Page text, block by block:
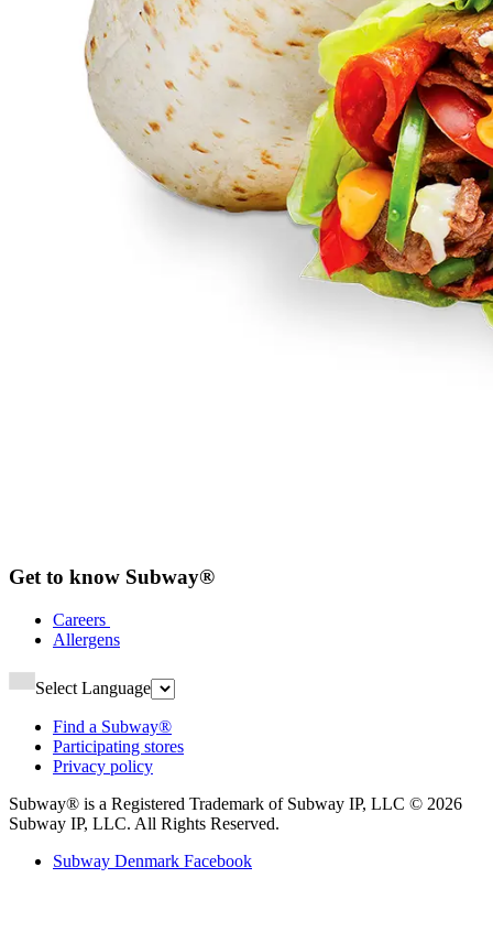
Get to know Subway®​​​​‌ ‍ ​‍​‍‌‍ ‌ ​‍‌‍‍‌‌‍‌ ‌‍‍‌‌‍ ‍​‍​‍​ ‍‍​‍​‍‌ ​ ‌‍​‌‌‍ ‍‌‍‍‌‌ ‌​‌ ‍‌​‍ ‍‌‍‍‌‌‍ ​‍​‍​‍ ​​‍​‍‌‍‍​‌ ​‍‌‍‌‌‌‍‌‍​‍​‍​ ‍‍​‍​‍‌‍‍​‌ ‌​‌ ‌​‌ ​​‌ ​ ​ ‍‍​‍ ​‍ ‌‍ ‍‌‍ ‌ ​‍‌‍‌​‌‍‍‌‌‍​ ​‍ ‌‌‍​‍‌‍‍‌‌ ‌​‌‍‌‌‌ ​ ​‍ ‌‌‍‌ ‌ ​‍‌‍ ‌ ‌‌‌ ​​​‍ ‌‌ ​ ‌ ‌​‌ ‌‌‌‍‌​‌‍‍‌‌‍ ​‍ ‍‌ ‌‍‌‍‌‌‌ ​‍‌‍​ ‌‍‌‌‌‍ ​​‍ ‍‌‍​‌‌ ​​‌ ​​​‍ ‌‍‍‌‌‍ ‍‌ ‌​‌‍‌‌‌‍ ‍‌ ‌​​‍ ‌‍‌‌‌‍‌​‌‍‍‌‌ ‌​​‍ ‌‍ ‌‌‍ ‌‍‌​‌‍‌‌​ ‌‌ ​​‌ ​‍‌‍‌‌‌ ​ ‌‍‌‌‌‍ ‍‌ ‌​‌‍​‌‌ ‌​‌‍‍‌‌‍ ‌‍ ‍​ ‍ ‌‍‍‌‌‍‌​​ ‌​ ‌‌‌‍‌‍​ ‌‌‌‍‌‍​ ​‍​ ​ ‌‍​ ​ ​‌​‍ ‌​ ​‍‌‍​ ​ ‌​​ ​​​‍ ‌​ ‌​​ ‌‌‌‍‌​​ ‍​​‍ ‌‌‍​‌‌‍​‌​ ‍​‌‍​‍​‍ ‌​ ‌‍‌‍​‌​ ‍‌‌‍​‌​ ‍​​ ‍‌‌‍‌‍​ ‌​‌‍​‌​ ‌‌​ ​‍‌‍‌‍​ ‍ ‌ ‌​‌ ‍‌‌ ​​‌‍‌‌​ ‌‌ ‌ ‌‍‌‌‌‍​‍‌ ​ ‌‍‍‌‌ ‌​‌‍‌‌‌​‌‍‌‍ ‌‍ ‌ ‌​‌‍‌‌‌ ​‍​ ‍ ‌ ​​‌‍​‌‌ ‌​‌‍‍​​ ‌‌ ‌​‌‍‍‌‌ ‌​‌‍ ​‌‍‌‌​‍‌‌​ ‌‌‌​​‍‌‌ ‌‍‍ ‌‍‌‌‌ ‍‌​‍‌‌​ ​ ‌​‌​​‍‌‌​ ​ ‌​‌​​‍‌‌​ ​‍​ ​‍‌‍‌‌‌‍ ‍​‍‌‌​ ​‍​ ​‍​‍‌‌​ ‌‌‌​‌​​‍ ‍‌ ‌‍‌‍​‌‌‍ ​‌ ‌‌‌‍‌‌​ ‌‍​‍‌‍​‌‌ ​ ‌‍‌‌‌‌‌‌‌ ​‍‌‍ ​​ ‌‌‍‍​‌ ‌​‌ ‌​‌ ​​‌ ​ ​‍‌‌​ ​ ‌​​‌​‍‌‌​ ​‍‌​‌‍​‍‌‌​ ​‍‌​‌‍‌‍ ‍‌‍ ‌ ​‍‌‍‌​‌‍‍‌‌‍​ ​‍ ‌‌‍​‍‌‍‍‌‌ ‌​‌‍‌‌‌ ​ ​‍ ‌‌‍‌ ‌ ​‍‌‍ ‌ ‌‌‌ ​​​‍ ‌‌ ​ ‌ ‌​‌ ‌‌‌‍‌​‌‍‍‌‌‍ ​‍ ‍‌ ‌‍‌‍‌‌‌ ​‍‌‍​ ‌‍‌‌‌‍ ​​‍ ‍‌‍​‌‌ ​​‌ ​​​‍‌‍‌‍‍‌‌‍‌​​ ‌​ ‌‌‌‍‌‍​ ‌‌‌‍‌‍​ ​‍​ ​ ‌‍​ ​ ​‌​‍ ‌​ ​‍‌‍​ ​ ‌​​ ​​​‍ ‌​ ‌​​ ‌‌‌‍‌​​ ‍​​‍ ‌‌‍​‌‌‍​‌​ ‍​‌‍​‍​‍ ‌​ ‌‍‌‍​‌​ ‍‌‌‍​‌​ ‍​​ ‍‌‌‍‌‍​ ‌​‌‍​‌​ ‌‌​ ​‍‌‍‌‍​‍‌‍‌ ‌​‌ ‍‌‌ ​​‌‍‌‌​ ‌‌ ‌ ‌‍‌‌‌‍​‍‌ ​ ‌‍‍‌‌ ‌​‌‍‌‌‌​‌‍‌‍ ‌‍ ‌ ‌​‌‍‌‌‌ ​‍​‍‌‍‌ ​​‌‍​‌‌ ‌​‌‍‍​​ ‌‌ ‌​‌‍‍‌‌ ‌​‌‍ ​‌‍‌‌​‍‌‌​ ‌‌‌​​‍‌‌ ‌‍‍ ‌‍‌‌‌ ‍‌​‍‌‌​ ​ ‌​‌​​‍‌‌​ ​ ‌​‌​​‍‌‌​ ​‍​ ​‍‌‍‌‌‌‍ ‍​‍‌‌​ ​‍​ ​‍​‍‌‌​ ‌‌‌​‌​​‍ ‍‌ ‌‍‌‍​‌‌‍ ​‌ ‌‌‌‍‌‌​‍‌‍‌ ​​‌‍‌‌‌ ​‍‌ ​ ‌ ​​‌‍‌‌‌‍​ ‌ ‌​‌‍‍‌‌ ‌‍‌‍‌‌​ ‌‌ ​​‌ ‌‌‌‍​‍‌‍ ​‌‍‍‌‌ ​ ‌‍‍​‌‍‌‌‌‍‌​​‍​‍‌ ‌
Careers ​​​​‌ ‍ ​‍​‍‌‍ ‌ ​‍‌‍‍‌‌‍‌ ‌‍‍‌‌‍ ‍​‍​‍​ ‍‍​‍​‍‌ ​ ‌‍​‌‌‍ ‍‌‍‍‌‌ ‌​‌ ‍‌​‍ ‍‌‍‍‌‌‍ ​‍​‍​‍ ​​‍​‍‌‍‍​‌ ​‍‌‍‌‌‌‍‌‍​‍​‍​ ‍‍​‍​‍‌‍‍​‌ ‌​‌ ‌​‌ ​​‌ ​ ​ ‍‍​‍ ​‍ ‌‍ ‍‌‍ ‌ ​‍‌‍‌​‌‍‍‌‌‍​ ​‍ ‌‌‍​‍‌‍‍‌‌ ‌​‌‍‌‌‌ ​ ​‍ ‌‌‍‌ ‌ ​‍‌‍ ‌ ‌‌‌ ​​​‍ ‌‌ ​ ‌ ‌​‌ ‌‌‌‍‌​‌‍‍‌‌‍ ​‍ ‍‌ ‌‍‌‍‌‌‌ ​‍‌‍​ ‌‍‌‌‌‍ ​​‍ ‍‌‍​‌‌ ​​‌ ​​​‍ ‌‍‍‌‌‍ ‍‌ ‌​‌‍‌‌‌‍ ‍‌ ‌​​‍ ‌‍‌‌‌‍‌​‌‍‍‌‌ ‌​​‍ ‌‍ ‌‌‍ ‌‍‌​‌‍‌‌​ ‌‌ ​​‌ ​‍‌‍‌‌‌ ​ ‌‍‌‌‌‍ ‍‌ ‌​‌‍​‌‌ ‌​‌‍‍‌‌‍ ‌‍ ‍​ ‍ ‌‍‍‌‌‍‌​​ ‌‌‍‌​​ ‍​​ ​​‌‍‌​​ ​‌‌‍‌‍‌‍​‌​ ‌ ​‍ ‌‌‍​‌​ ​‍​ ‍​​ ‍‌​‍ ‌​ ‌​‌‍‌‌​ ​ ​ ​‌​‍ ‌‌‍​‍​ ​‌‌‍‌​​ ‌‍​‍ ‌​ ‌‍​ ‌​​ ‌‍​ ​‍​ ‌‍​ ‌‌​ ‍​​ ‌ ​ ‌‌​ ​‍​ ‌‍​ ‌‌​ ‍ ‌ ‌​‌ ‍‌‌ ​​‌‍‌‌​ ‌‌ ‌ ‌‍‌‌‌‍​‍‌ ​ ‌‍‍‌‌ ‌​‌‍‌‌‌​ ‍‌‍​‌‌ ‌‍‌‍‍‌‌‍‌ ‌‍​‌‌ ‌​‌‍‍‌‌‍ ‌‍ ‍‌​‍‌‌ ‌​‌‍‌‌‌‍ ‌​ ‍ ‌ ​​‌‍​‌‌ ‌​‌‍‍​​ ‌‌‍ ​‌‍​‌‌‍​‍‌‍‌‌‌‍ ​​‍‌‌​ ‌‌‌​​‍‌‌ ‌‍‍ ‌‍‌‌‌ ‍‌​‍‌‌​ ​ ‌​‌​​‍‌‌​ ​ ‌​‌​​‍‌‌​ ​‍​ ​‍‌‍‌‌‌‍ ‍​‍‌‌​ ​‍​ ​‍​‍‌‌​ ‌‌‌​‌​​‍ ‍‌ ‌‍‌‍​‌‌‍ ​‌ ‌‌‌‍‌‌​ ‌‍​‍‌‍​‌‌ ​ ‌‍‌‌‌‌‌‌‌ ​‍‌‍ ​​ ‌‌‍‍​‌ ‌​‌ ‌​‌ ​​‌ ​ ​‍‌‌​ ​ ‌​​‌​‍‌‌​ ​‍‌​‌‍​‍‌‌​ ​‍‌​‌‍‌‍ ‍‌‍ ‌ ​‍‌‍‌​‌‍‍‌‌‍​ ​‍ ‌‌‍​‍‌‍‍‌‌ ‌​‌‍‌‌‌ ​ ​‍ ‌‌‍‌ ‌ ​‍‌‍ ‌ ‌‌‌ ​​​‍ ‌‌ ​ ‌ ‌​‌ ‌‌‌‍‌​‌‍‍‌‌‍ ​‍ ‍‌ ‌‍‌‍‌‌‌ ​‍‌‍​ ‌‍‌‌‌‍ ​​‍ ‍‌‍​‌‌ ​​‌ ​​​‍‌‍‌‍‍‌‌‍‌​​ ‌‌‍‌​​ ‍​​ ​​‌‍‌​​ ​‌‌‍‌‍‌‍​‌​ ‌ ​‍ ‌‌‍​‌​ ​‍​ ‍​​ ‍‌​‍ ‌​ ‌​‌‍‌‌​ ​ ​ ​‌​‍ ‌‌‍​‍​ ​‌‌‍‌​​ ‌‍​‍ ‌​ ‌‍​ ‌​​ ‌‍​ ​‍​ ‌‍​ ‌‌​ ‍​​ ‌ ​ ‌‌​ ​‍​ ‌‍​ ‌‌​‍‌‍‌ ‌​‌ ‍‌‌ ​​‌‍‌‌​ ‌‌ ‌ ‌‍‌‌‌‍​‍‌ ​ ‌‍‍‌‌ ‌​‌‍‌‌‌​ ‍‌‍​‌‌ ‌‍‌‍‍‌‌‍‌ ‌‍​‌‌ ‌​‌‍‍‌‌‍ ‌‍ ‍‌​‍‌‌ ‌​‌‍‌‌‌‍ ‌​‍‌‍‌ ​​‌‍​‌‌ ‌​‌‍‍​​ ‌‌‍ ​‌‍​‌‌‍​‍‌‍‌‌‌‍ ​​‍‌‌​ ‌‌‌​​‍‌‌ ‌‍‍ ‌‍‌‌‌ ‍‌​‍‌‌​ ​ ‌​‌​​‍‌‌​ ​ ‌​‌​​‍‌‌​ ​‍​ ​‍‌‍‌‌‌‍ ‍​‍‌‌​ ​‍​ ​‍​‍‌‌​ ‌‌‌​‌​​‍ ‍‌ ‌‍‌‍​‌‌‍ ​‌ ‌‌‌‍‌‌​‍‌‍‌ ​​‌‍‌‌‌ ​‍‌ ​ ‌ ​​‌‍‌‌‌‍​ ‌ ‌​‌‍‍‌‌ ‌‍‌‍‌‌​ ‌‌ ​​‌ ‌‌‌‍​‍‌‍ ​‌‍‍‌‌ ​ ‌‍‍​‌‍‌‌‌‍‌​​‍​‍‌ ‌
Allergens​​​​‌ ‍ ​‍​‍‌‍ ‌ ​‍‌‍‍‌‌‍‌ ‌‍‍‌‌‍ ‍​‍​‍​ ‍‍​‍​‍‌ ​ ‌‍​‌‌‍ ‍‌‍‍‌‌ ‌​‌ ‍‌​‍ ‍‌‍‍‌‌‍ ​‍​‍​‍ ​​‍​‍‌‍‍​‌ ​‍‌‍‌‌‌‍‌‍​‍​‍​ ‍‍​‍​‍‌‍‍​‌ ‌​‌ ‌​‌ ​​‌ ​ ​ ‍‍​‍ ​‍ ‌‍ ‍‌‍ ‌ ​‍‌‍‌​‌‍‍‌‌‍​ ​‍ ‌‌‍​‍‌‍‍‌‌ ‌​‌‍‌‌‌ ​ ​‍ ‌‌‍‌ ‌ ​‍‌‍ ‌ ‌‌‌ ​​​‍ ‌‌ ​ ‌ ‌​‌ ‌‌‌‍‌​‌‍‍‌‌‍ ​‍ ‍‌ ‌‍‌‍‌‌‌ ​‍‌‍​ ‌‍‌‌‌‍ ​​‍ ‍‌‍​‌‌ ​​‌ ​​​‍ ‌‍‍‌‌‍ ‍‌ ‌​‌‍‌‌‌‍ ‍‌ ‌​​‍ ‌‍‌‌‌‍‌​‌‍‍‌‌ ‌​​‍ ‌‍ ‌‌‍ ‌‍‌​‌‍‌‌​ ‌‌ ​​‌ ​‍‌‍‌‌‌ ​ ‌‍‌‌‌‍ ‍‌ ‌​‌‍​‌‌ ‌​‌‍‍‌‌‍ ‌‍ ‍​ ‍ ‌‍‍‌‌‍‌​​ ‌​ ‌​​ ‍​​ ‌ ‌‍​‍​ ‌​​ ​‌​ ​​‌‍‌​​‍ ‌‌‍‌​​ ‍​‌‍​‍‌‍​‍​‍ ‌​ ‌​‌‍‌‍​ ​​​ ‌​​‍ ‌‌‍​‍​ ‌ ​ ‌ ​ ​ ​‍ ‌​ ‌‍​ ‍‌‌‍‌‍​ ‌​​ ‍​‌‍​ ​ ​‌‌‍‌‍‌‍​ ‌‍‌‍​ ‌‍​ ‌‌​ ‍ ‌ ‌​‌ ‍‌‌ ​​‌‍‌‌​ ‌‌ ‌ ‌‍‌‌‌‍​‍‌ ​ ‌‍‍‌‌ ‌​‌‍‌‌‌​ ‍‌‍​‌‌ ‌‍‌‍‍‌‌‍‌ ‌‍​‌‌ ‌​‌‍‍‌‌‍ ‌‍ ‍‌​‍‌‌ ‌​‌‍‌‌‌‍ ‌​ ‍ ‌ ​​‌‍​‌‌ ‌​‌‍‍​​ ‌‌‍ ​‌‍​‌‌‍​‍‌‍‌‌‌‍ ​​‍‌‌​ ‌‌‌​​‍‌‌ ‌‍‍ ‌‍‌‌‌ ‍‌​‍‌‌​ ​ ‌​‌​​‍‌‌​ ​ ‌​‌​​‍‌‌​ ​‍​ ​‍‌‍‌‌‌‍ ‍​‍‌‌​ ​‍​ ​‍​‍‌‌​ ‌‌‌​‌​​‍ ‍‌ ‌‍‌‍​‌‌‍ ​‌ ‌‌‌‍‌‌​ ‌‍​‍‌‍​‌‌ ​ ‌‍‌‌‌‌‌‌‌ ​‍‌‍ ​​ ‌‌‍‍​‌ ‌​‌ ‌​‌ ​​‌ ​ ​‍‌‌​ ​ ‌​​‌​‍‌‌​ ​‍‌​‌‍​‍‌‌​ ​‍‌​‌‍‌‍ ‍‌‍ ‌ ​‍‌‍‌​‌‍‍‌‌‍​ ​‍ ‌‌‍​‍‌‍‍‌‌ ‌​‌‍‌‌‌ ​ ​‍ ‌‌‍‌ ‌ ​‍‌‍ ‌ ‌‌‌ ​​​‍ ‌‌ ​ ‌ ‌​‌ ‌‌‌‍‌​‌‍‍‌‌‍ ​‍ ‍‌ ‌‍‌‍‌‌‌ ​‍‌‍​ ‌‍‌‌‌‍ ​​‍ ‍‌‍​‌‌ ​​‌ ​​​‍‌‍‌‍‍‌‌‍‌​​ ‌​ ‌​​ ‍​​ ‌ ‌‍​‍​ ‌​​ ​‌​ ​​‌‍‌​​‍ ‌‌‍‌​​ ‍​‌‍​‍‌‍​‍​‍ ‌​ ‌​‌‍‌‍​ ​​​ ‌​​‍ ‌‌‍​‍​ ‌ ​ ‌ ​ ​ ​‍ ‌​ ‌‍​ ‍‌‌‍‌‍​ ‌​​ ‍​‌‍​ ​ ​‌‌‍‌‍‌‍​ ‌‍‌‍​ ‌‍​ ‌‌​‍‌‍‌ ‌​‌ ‍‌‌ ​​‌‍‌‌​ ‌‌ ‌ ‌‍‌‌‌‍​‍‌ ​ ‌‍‍‌‌ ‌​‌‍‌‌‌​ ‍‌‍​‌‌ ‌‍‌‍‍‌‌‍‌ ‌‍​‌‌ ‌​‌‍‍‌‌‍ ‌‍ ‍‌​‍‌‌ ‌​‌‍‌‌‌‍ ‌​‍‌‍‌ ​​‌‍​‌‌ ‌​‌‍‍​​ ‌‌‍ ​‌‍​‌‌‍​‍‌‍‌‌‌‍ ​​‍‌‌​ ‌‌‌​​‍‌‌ ‌‍‍ ‌‍‌‌‌ ‍‌​‍‌‌​ ​ ‌​‌​​‍‌‌​ ​ ‌​‌​​‍‌‌​ ​‍​ ​‍‌‍‌‌‌‍ ‍​‍‌‌​ ​‍​ ​‍​‍‌‌​ ‌‌‌​‌​​‍ ‍‌ ‌‍‌‍​‌‌‍ ​‌ ‌‌‌‍‌‌​‍‌‍‌ ​​‌‍‌‌‌ ​‍‌ ​ ‌ ​​‌‍‌‌‌‍​ ‌ ‌​‌‍‍‌‌ ‌‍‌‍‌‌​ ‌‌ ​​‌ ‌‌‌‍​‍‌‍ ​‌‍‍‌‌ ​ ‌‍‍​‌‍‌‌‌‍‌​​‍​‍‌ ‌
Select Language
Find a Subway®​​​​‌ ‍ ​‍​‍‌‍ ‌ ​‍‌‍‍‌‌‍‌ ‌‍‍‌‌‍ ‍​‍​‍​ ‍‍​‍​‍‌ ​ ‌‍​‌‌‍ ‍‌‍‍‌‌ ‌​‌ ‍‌​‍ ‍‌‍‍‌‌‍ ​‍​‍​‍ ​​‍​‍‌‍‍​‌ ​‍‌‍‌‌‌‍‌‍​‍​‍​ ‍‍​‍​‍‌‍‍​‌ ‌​‌ ‌​‌ ​​‌ ​ ​ ‍‍​‍ ​‍ ‌‍ ‍‌‍ ‌ ​‍‌‍‌​‌‍‍‌‌‍​ ​‍ ‌‌‍​‍‌‍‍‌‌ ‌​‌‍‌‌‌ ​ ​‍ ‌‌‍‌ ‌ ​‍‌‍ ‌ ‌‌‌ ​​​‍ ‌‌ ​ ‌ ‌​‌ ‌‌‌‍‌​‌‍‍‌‌‍ ​‍ ‍‌ ‌‍‌‍‌‌‌ ​‍‌‍​ ‌‍‌‌‌‍ ​​‍ ‍‌‍​‌‌ ​​‌ ​​​‍ ‌‍‍‌‌‍ ‍‌ ‌​‌‍‌‌‌‍ ‍‌ ‌​​‍ ‌‍‌‌‌‍‌​‌‍‍‌‌ ‌​​‍ ‌‍ ‌‌‍ ‌‍‌​‌‍‌‌​ ‌‌ ​​‌ ​‍‌‍‌‌‌ ​ ‌‍‌‌‌‍ ‍‌ ‌​‌‍​‌‌ ‌​‌‍‍‌‌‍ ‌‍ ‍​ ‍ ‌‍‍‌‌‍‌​​ ‌‌‍​‍​ ​‌​ ‌​​ ‌‍​ ‌ ​ ‍​​ ‍​​ ​‍​‍ ‌​ ‌‍​ ‌‌​ ‌​‌‍‌‍​‍ ‌​ ‌​​ ‌‍​ ​‌​ ‌‍​‍ ‌​ ‍‌​ ‍‌​ ‌‌​ ‌‌​‍ ‌‌‍‌‍​ ‍​‌‍​‍‌‍‌​​ ‍‌​ ​‌‌‍​‍​ ‍​​ ‍​‌‍‌‌​ ​ ​ ‍​​ ‍ ‌ ‌​‌ ‍‌‌ ​​‌‍‌‌​ ‌‌ ‌ ‌‍‌‌‌‍​‍‌ ​ ‌‍‍‌‌ ‌​‌‍‌‌‌​ ‍‌‍​‌‌ ‌‍‌‍‍‌‌‍‌ ‌‍​‌‌ ‌​‌‍‍‌‌‍ ‌‍ ‍‌​‍‌‌ ‌​‌‍‌‌‌‍ ‌​ ‍ ‌ ​​‌‍​‌‌ ‌​‌‍‍​​ ‌‌‍ ​‌‍​‌‌‍​‍‌‍‌‌‌‍ ​​‍‌‌​ ‌‌‌​​‍‌‌ ‌‍‍ ‌‍‌‌‌ ‍‌​‍‌‌​ ​ ‌​‌​​‍‌‌​ ​ ‌​‌​​‍‌‌​ ​‍​ ​‍‌‍‌‌‌‍ ‍​‍‌‌​ ​‍​ ​‍​‍‌‌​ ‌‌‌​‌​​‍ ‍‌ ‌‍‌‍​‌‌‍ ​‌ ‌‌‌‍‌‌​ ‌‍​‍‌‍​‌‌ ​ ‌‍‌‌‌‌‌‌‌ ​‍‌‍ ​​ ‌‌‍‍​‌ ‌​‌ ‌​‌ ​​‌ ​ ​‍‌‌​ ​ ‌​​‌​‍‌‌​ ​‍‌​‌‍​‍‌‌​ ​‍‌​‌‍‌‍ ‍‌‍ ‌ ​‍‌‍‌​‌‍‍‌‌‍​ ​‍ ‌‌‍​‍‌‍‍‌‌ ‌​‌‍‌‌‌ ​ ​‍ ‌‌‍‌ ‌ ​‍‌‍ ‌ ‌‌‌ ​​​‍ ‌‌ ​ ‌ ‌​‌ ‌‌‌‍‌​‌‍‍‌‌‍ ​‍ ‍‌ ‌‍‌‍‌‌‌ ​‍‌‍​ ‌‍‌‌‌‍ ​​‍ ‍‌‍​‌‌ ​​‌ ​​​‍‌‍‌‍‍‌‌‍‌​​ ‌‌‍​‍​ ​‌​ ‌​​ ‌‍​ ‌ ​ ‍​​ ‍​​ ​‍​‍ ‌​ ‌‍​ ‌‌​ ‌​‌‍‌‍​‍ ‌​ ‌​​ ‌‍​ ​‌​ ‌‍​‍ ‌​ ‍‌​ ‍‌​ ‌‌​ ‌‌​‍ ‌‌‍‌‍​ ‍​‌‍​‍‌‍‌​​ ‍‌​ ​‌‌‍​‍​ ‍​​ ‍​‌‍‌‌​ ​ ​ ‍​​‍‌‍‌ ‌​‌ ‍‌‌ ​​‌‍‌‌​ ‌‌ ‌ ‌‍‌‌‌‍​‍‌ ​ ‌‍‍‌‌ ‌​‌‍‌‌‌​ ‍‌‍​‌‌ ‌‍‌‍‍‌‌‍‌ ‌‍​‌‌ ‌​‌‍‍‌‌‍ ‌‍ ‍‌​‍‌‌ ‌​‌‍‌‌‌‍ ‌​‍‌‍‌ ​​‌‍​‌‌ ‌​‌‍‍​​ ‌‌‍ ​‌‍​‌‌‍​‍‌‍‌‌‌‍ ​​‍‌‌​ ‌‌‌​​‍‌‌ ‌‍‍ ‌‍‌‌‌ ‍‌​‍‌‌​ ​ ‌​‌​​‍‌‌​ ​ ‌​‌​​‍‌‌​ ​‍​ ​‍‌‍‌‌‌‍ ‍​‍‌‌​ ​‍​ ​‍​‍‌‌​ ‌‌‌​‌​​‍ ‍‌ ‌‍‌‍​‌‌‍ ​‌ ‌‌‌‍‌‌​‍‌‍‌ ​​‌‍‌‌‌ ​‍‌ ​ ‌ ​​‌‍‌‌‌‍​ ‌ ‌​‌‍‍‌‌ ‌‍‌‍‌‌​ ‌‌ ​​‌ ‌‌‌‍​‍‌‍ ​‌‍‍‌‌ ​ ‌‍‍​‌‍‌‌‌‍‌​​‍​‍‌ ‌
Participating stores​​​​‌ ‍ ​‍​‍‌‍ ‌ ​‍‌‍‍‌‌‍‌ ‌‍‍‌‌‍ ‍​‍​‍​ ‍‍​‍​‍‌ ​ ‌‍​‌‌‍ ‍‌‍‍‌‌ ‌​‌ ‍‌​‍ ‍‌‍‍‌‌‍ ​‍​‍​‍ ​​‍​‍‌‍‍​‌ ​‍‌‍‌‌‌‍‌‍​‍​‍​ ‍‍​‍​‍‌‍‍​‌ ‌​‌ ‌​‌ ​​‌ ​ ​ ‍‍​‍ ​‍ ‌‍ ‍‌‍ ‌ ​‍‌‍‌​‌‍‍‌‌‍​ ​‍ ‌‌‍​‍‌‍‍‌‌ ‌​‌‍‌‌‌ ​ ​‍ ‌‌‍‌ ‌ ​‍‌‍ ‌ ‌‌‌ ​​​‍ ‌‌ ​ ‌ ‌​‌ ‌‌‌‍‌​‌‍‍‌‌‍ ​‍ ‍‌ ‌‍‌‍‌‌‌ ​‍‌‍​ ‌‍‌‌‌‍ ​​‍ ‍‌‍​‌‌ ​​‌ ​​​‍ ‌‍‍‌‌‍ ‍‌ ‌​‌‍‌‌‌‍ ‍‌ ‌​​‍ ‌‍‌‌‌‍‌​‌‍‍‌‌ ‌​​‍ ‌‍ ‌‌‍ ‌‍‌​‌‍‌‌​ ‌‌ ​​‌ ​‍‌‍‌‌‌ ​ ‌‍‌‌‌‍ ‍‌ ‌​‌‍​‌‌ ‌​‌‍‍‌‌‍ ‌‍ ‍​ ‍ ‌‍‍‌‌‍‌​​ ‌​ ​‍​ ​ ‌‍‌‍​ ‌ ‌‍‌​‌‍‌‌‌‍​‌‌‍​‌​‍ ‌​ ‍‌​ ‍‌​ ​​​ ‍​​‍ ‌​ ‌​‌‍​ ‌‍​‍​ ‌‌​‍ ‌‌‍​‌​ ​​‌‍‌‌​ ‌​​‍ ‌​ ​‌‌‍​ ​ ‌ ​ ‍​‌‍‌‌​ ‌‍‌‍‌​‌‍​‍​ ​​‌‍​‌​ ‌‍​ ‍​​ ‍ ‌ ‌​‌ ‍‌‌ ​​‌‍‌‌​ ‌‌ ‌ ‌‍‌‌‌‍​‍‌ ​ ‌‍‍‌‌ ‌​‌‍‌‌‌​ ‍‌‍​‌‌ ‌‍‌‍‍‌‌‍‌ ‌‍​‌‌ ‌​‌‍‍‌‌‍ ‌‍ ‍‌​‍‌‌ ‌​‌‍‌‌‌‍ ‌​ ‍ ‌ ​​‌‍​‌‌ ‌​‌‍‍​​ ‌‌‍ ​‌‍​‌‌‍​‍‌‍‌‌‌‍ ​​‍‌‌​ ‌‌‌​​‍‌‌ ‌‍‍ ‌‍‌‌‌ ‍‌​‍‌‌​ ​ ‌​‌​​‍‌‌​ ​ ‌​‌​​‍‌‌​ ​‍​ ​‍‌‍‌‌‌‍ ‍​‍‌‌​ ​‍​ ​‍​‍‌‌​ ‌‌‌​‌​​‍ ‍‌ ‌‍‌‍​‌‌‍ ​‌ ‌‌‌‍‌‌​ ‌‍​‍‌‍​‌‌ ​ ‌‍‌‌‌‌‌‌‌ ​‍‌‍ ​​ ‌‌‍‍​‌ ‌​‌ ‌​‌ ​​‌ ​ ​‍‌‌​ ​ ‌​​‌​‍‌‌​ ​‍‌​‌‍​‍‌‌​ ​‍‌​‌‍‌‍ ‍‌‍ ‌ ​‍‌‍‌​‌‍‍‌‌‍​ ​‍ ‌‌‍​‍‌‍‍‌‌ ‌​‌‍‌‌‌ ​ ​‍ ‌‌‍‌ ‌ ​‍‌‍ ‌ ‌‌‌ ​​​‍ ‌‌ ​ ‌ ‌​‌ ‌‌‌‍‌​‌‍‍‌‌‍ ​‍ ‍‌ ‌‍‌‍‌‌‌ ​‍‌‍​ ‌‍‌‌‌‍ ​​‍ ‍‌‍​‌‌ ​​‌ ​​​‍‌‍‌‍‍‌‌‍‌​​ ‌​ ​‍​ ​ ‌‍‌‍​ ‌ ‌‍‌​‌‍‌‌‌‍​‌‌‍​‌​‍ ‌​ ‍‌​ ‍‌​ ​​​ ‍​​‍ ‌​ ‌​‌‍​ ‌‍​‍​ ‌‌​‍ ‌‌‍​‌​ ​​‌‍‌‌​ ‌​​‍ ‌​ ​‌‌‍​ ​ ‌ ​ ‍​‌‍‌‌​ ‌‍‌‍‌​‌‍​‍​ ​​‌‍​‌​ ‌‍​ ‍​​‍‌‍‌ ‌​‌ ‍‌‌ ​​‌‍‌‌​ ‌‌ ‌ ‌‍‌‌‌‍​‍‌ ​ ‌‍‍‌‌ ‌​‌‍‌‌‌​ ‍‌‍​‌‌ ‌‍‌‍‍‌‌‍‌ ‌‍​‌‌ ‌​‌‍‍‌‌‍ ‌‍ ‍‌​‍‌‌ ‌​‌‍‌‌‌‍ ‌​‍‌‍‌ ​​‌‍​‌‌ ‌​‌‍‍​​ ‌‌‍ ​‌‍​‌‌‍​‍‌‍‌‌‌‍ ​​‍‌‌​ ‌‌‌​​‍‌‌ ‌‍‍ ‌‍‌‌‌ ‍‌​‍‌‌​ ​ ‌​‌​​‍‌‌​ ​ ‌​‌​​‍‌‌​ ​‍​ ​‍‌‍‌‌‌‍ ‍​‍‌‌​ ​‍​ ​‍​‍‌‌​ ‌‌‌​‌​​‍ ‍‌ ‌‍‌‍​‌‌‍ ​‌ ‌‌‌‍‌‌​‍‌‍‌ ​​‌‍‌‌‌ ​‍‌ ​ ‌ ​​‌‍‌‌‌‍​ ‌ ‌​‌‍‍‌‌ ‌‍‌‍‌‌​ ‌‌ ​​‌ ‌‌‌‍​‍‌‍ ​‌‍‍‌‌ ​ ‌‍‍​‌‍‌‌‌‍‌​​‍​‍‌ ‌
Privacy policy​​​​‌ ‍ ​‍​‍‌‍ ‌ ​‍‌‍‍‌‌‍‌ ‌‍‍‌‌‍ ‍​‍​‍​ ‍‍​‍​‍‌ ​ ‌‍​‌‌‍ ‍‌‍‍‌‌ ‌​‌ ‍‌​‍ ‍‌‍‍‌‌‍ ​‍​‍​‍ ​​‍​‍‌‍‍​‌ ​‍‌‍‌‌‌‍‌‍​‍​‍​ ‍‍​‍​‍‌‍‍​‌ ‌​‌ ‌​‌ ​​‌ ​ ​ ‍‍​‍ ​‍ ‌‍ ‍‌‍ ‌ ​‍‌‍‌​‌‍‍‌‌‍​ ​‍ ‌‌‍​‍‌‍‍‌‌ ‌​‌‍‌‌‌ ​ ​‍ ‌‌‍‌ ‌ ​‍‌‍ ‌ ‌‌‌ ​​​‍ ‌‌ ​ ‌ ‌​‌ ‌‌‌‍‌​‌‍‍‌‌‍ ​‍ ‍‌ ‌‍‌‍‌‌‌ ​‍‌‍​ ‌‍‌‌‌‍ ​​‍ ‍‌‍​‌‌ ​​‌ ​​​‍ ‌‍‍‌‌‍ ‍‌ ‌​‌‍‌‌‌‍ ‍‌ ‌​​‍ ‌‍‌‌‌‍‌​‌‍‍‌‌ ‌​​‍ ‌‍ ‌‌‍ ‌‍‌​‌‍‌‌​ ‌‌ ​​‌ ​‍‌‍‌‌‌ ​ ‌‍‌‌‌‍ ‍‌ ‌​‌‍​‌‌ ‌​‌‍‍‌‌‍ ‌‍ ‍​ ‍ ‌‍‍‌‌‍‌​​ ‌​ ​​​ ​ ​ ‌​‌‍​‍​ ‍‌​ ‌ ​ ​‍‌‍‌‌​‍ ‌​ ​​​ ​​‌‍​‌‌‍‌‍​‍ ‌​ ‌​​ ​ ​ ‌‍​ ‌‌​‍ ‌‌‍​‌‌‍​‌‌‍​‍​ ‌​​‍ ‌‌‍‌​‌‍​‌​ ‍‌​ ​‌​ ​ ‌‍​‌​ ‌‌‌‍‌‌​ ​‌‌‍‌‍​ ‍​‌‍‌‌​ ‍ ‌ ‌​‌ ‍‌‌ ​​‌‍‌‌​ ‌‌ ‌ ‌‍‌‌‌‍​‍‌ ​ ‌‍‍‌‌ ‌​‌‍‌‌‌​ ‍‌‍​‌‌ ‌‍‌‍‍‌‌‍‌ ‌‍​‌‌ ‌​‌‍‍‌‌‍ ‌‍ ‍‌​‍‌‌ ‌​‌‍‌‌‌‍ ‌​ ‍ ‌ ​​‌‍​‌‌ ‌​‌‍‍​​ ‌‌‍ ​‌‍​‌‌‍​‍‌‍‌‌‌‍ ​​‍‌‌​ ‌‌‌​​‍‌‌ ‌‍‍ ‌‍‌‌‌ ‍‌​‍‌‌​ ​ ‌​‌​​‍‌‌​ ​ ‌​‌​​‍‌‌​ ​‍​ ​‍‌‍‌‌‌‍ ‍​‍‌‌​ ​‍​ ​‍​‍‌‌​ ‌‌‌​‌​​‍ ‍‌ ‌‍‌‍​‌‌‍ ​‌ ‌‌‌‍‌‌​ ‌‍​‍‌‍​‌‌ ​ ‌‍‌‌‌‌‌‌‌ ​‍‌‍ ​​ ‌‌‍‍​‌ ‌​‌ ‌​‌ ​​‌ ​ ​‍‌‌​ ​ ‌​​‌​‍‌‌​ ​‍‌​‌‍​‍‌‌​ ​‍‌​‌‍‌‍ ‍‌‍ ‌ ​‍‌‍‌​‌‍‍‌‌‍​ ​‍ ‌‌‍​‍‌‍‍‌‌ ‌​‌‍‌‌‌ ​ ​‍ ‌‌‍‌ ‌ ​‍‌‍ ‌ ‌‌‌ ​​​‍ ‌‌ ​ ‌ ‌​‌ ‌‌‌‍‌​‌‍‍‌‌‍ ​‍ ‍‌ ‌‍‌‍‌‌‌ ​‍‌‍​ ‌‍‌‌‌‍ ​​‍ ‍‌‍​‌‌ ​​‌ ​​​‍‌‍‌‍‍‌‌‍‌​​ ‌​ ​​​ ​ ​ ‌​‌‍​‍​ ‍‌​ ‌ ​ ​‍‌‍‌‌​‍ ‌​ ​​​ ​​‌‍​‌‌‍‌‍​‍ ‌​ ‌​​ ​ ​ ‌‍​ ‌‌​‍ ‌‌‍​‌‌‍​‌‌‍​‍​ ‌​​‍ ‌‌‍‌​‌‍​‌​ ‍‌​ ​‌​ ​ ‌‍​‌​ ‌‌‌‍‌‌​ ​‌‌‍‌‍​ ‍​‌‍‌‌​‍‌‍‌ ‌​‌ ‍‌‌ ​​‌‍‌‌​ ‌‌ ‌ ‌‍‌‌‌‍​‍‌ ​ ‌‍‍‌‌ ‌​‌‍‌‌‌​ ‍‌‍​‌‌ ‌‍‌‍‍‌‌‍‌ ‌‍​‌‌ ‌​‌‍‍‌‌‍ ‌‍ ‍‌​‍‌‌ ‌​‌‍‌‌‌‍ ‌​‍‌‍‌ ​​‌‍​‌‌ ‌​‌‍‍​​ ‌‌‍ ​‌‍​‌‌‍​‍‌‍‌‌‌‍ ​​‍‌‌​ ‌‌‌​​‍‌‌ ‌‍‍ ‌‍‌‌‌ ‍‌​‍‌‌​ ​ ‌​‌​​‍‌‌​ ​ ‌​‌​​‍‌‌​ ​‍​ ​‍‌‍‌‌‌‍ ‍​‍‌‌​ ​‍​ ​‍​‍‌‌​ ‌‌‌​‌​​‍ ‍‌ ‌‍‌‍​‌‌‍ ​‌ ‌‌‌‍‌‌​‍‌‍‌ ​​‌‍‌‌‌ ​‍‌ ​ ‌ ​​‌‍‌‌‌‍​ ‌ ‌​‌‍‍‌‌ ‌‍‌‍‌‌​ ‌‌ ​​‌ ‌‌‌‍​‍‌‍ ​‌‍‍‌‌ ​ ‌‍‍​‌‍‌‌‌‍‌​​‍​‍‌ ‌
Subway® is a Registered Trademark of Subway IP, LLC © 2026
Subway IP, LLC. All Rights Reserved.​​​​‌ ‍ ​‍​‍‌‍ ‌ ​‍‌‍‍‌‌‍‌ ‌‍‍‌‌‍ ‍​‍​‍​ ‍‍​‍​‍‌ ​ ‌‍​‌‌‍ ‍‌‍‍‌‌ ‌​‌ ‍‌​‍ ‍‌‍‍‌‌‍ ​‍​‍​‍ ​​‍​‍‌‍‍​‌ ​‍‌‍‌‌‌‍‌‍​‍​‍​ ‍‍​‍​‍‌‍‍​‌ ‌​‌ ‌​‌ ​​‌ ​ ​ ‍‍​‍ ​‍ ‌‍ ‍‌‍ ‌ ​‍‌‍‌​‌‍‍‌‌‍​ ​‍ ‌‌‍​‍‌‍‍‌‌ ‌​‌‍‌‌‌ ​ ​‍ ‌‌‍‌ ‌ ​‍‌‍ ‌ ‌‌‌ ​​​‍ ‌‌ ​ ‌ ‌​‌ ‌‌‌‍‌​‌‍‍‌‌‍ ​‍ ‍‌ ‌‍‌‍‌‌‌ ​‍‌‍​ ‌‍‌‌‌‍ ​​‍ ‍‌‍​‌‌ ​​‌ ​​​‍ ‌‍‍‌‌‍ ‍‌ ‌​‌‍‌‌‌‍ ‍‌ ‌​​‍ ‌‍‌‌‌‍‌​‌‍‍‌‌ ‌​​‍ ‌‍ ‌‌‍ ‌‍‌​‌‍‌‌​ ‌‌ ​​‌ ​‍‌‍‌‌‌ ​ ‌‍‌‌‌‍ ‍‌ ‌​‌‍​‌‌ ‌​‌‍‍‌‌‍ ‌‍ ‍​ ‍ ‌‍‍‌‌‍‌​​ ‌​ ‌‌‌‍‌‍​ ‌‌‌‍‌‍​ ​‍​ ​ ‌‍​ ​ ​‌​‍ ‌​ ​‍‌‍​ ​ ‌​​ ​​​‍ ‌​ ‌​​ ‌‌‌‍‌​​ ‍​​‍ ‌‌‍​‌‌‍​‌​ ‍​‌‍​‍​‍ ‌​ ‌‍‌‍​‌​ ‍‌‌‍​‌​ ‍​​ ‍‌‌‍‌‍​ ‌​‌‍​‌​ ‌‌​ ​‍‌‍‌‍​ ‍ ‌ ‌​‌ ‍‌‌ ​​‌‍‌‌​ ‌‌ ‌ ‌‍‌‌‌‍​‍‌ ​ ‌‍‍‌‌ ‌​‌‍‌‌‌​‌‍‌‍ ‌‍ ‌ ‌​‌‍‌‌‌ ​‍​ ‍ ‌ ​​‌‍​‌‌ ‌​‌‍‍​​ ‌‌‍​ ‌‍ ‌ ​​‌ ‍‌‌ ​‍‌‍‍‌‌‍‌ ‌‍‍​‌ ‌​‌​ ‍‌‍ ‌ ‌​‌‍‍‌‌‍​ ‌‍‌‌​‍‌‌​ ‌‌‌​​‍‌‌ ‌‍‍ ‌‍‌‌‌ ‍‌​‍‌‌​ ​ ‌​‌​​‍‌‌​ ​ ‌​‌​​‍‌‌​ ​‍​ ​‍‌‍‌‌‌‍ ‍​‍‌‌​ ​‍​ ​‍​‍‌‌​ ‌‌‌​‌​​‍ ‍‌ ‌‍‌‍​‌‌‍ ​‌ ‌‌‌‍‌‌​ ‌‍​‍‌‍​‌‌ ​ ‌‍‌‌‌‌‌‌‌ ​‍‌‍ ​​ ‌‌‍‍​‌ ‌​‌ ‌​‌ ​​‌ ​ ​‍‌‌​ ​ ‌​​‌​‍‌‌​ ​‍‌​‌‍​‍‌‌​ ​‍‌​‌‍‌‍ ‍‌‍ ‌ ​‍‌‍‌​‌‍‍‌‌‍​ ​‍ ‌‌‍​‍‌‍‍‌‌ ‌​‌‍‌‌‌ ​ ​‍ ‌‌‍‌ ‌ ​‍‌‍ ‌ ‌‌‌ ​​​‍ ‌‌ ​ ‌ ‌​‌ ‌‌‌‍‌​‌‍‍‌‌‍ ​‍ ‍‌ ‌‍‌‍‌‌‌ ​‍‌‍​ ‌‍‌‌‌‍ ​​‍ ‍‌‍​‌‌ ​​‌ ​​​‍‌‍‌‍‍‌‌‍‌​​ ‌​ ‌‌‌‍‌‍​ ‌‌‌‍‌‍​ ​‍​ ​ ‌‍​ ​ ​‌​‍ ‌​ ​‍‌‍​ ​ ‌​​ ​​​‍ ‌​ ‌​​ ‌‌‌‍‌​​ ‍​​‍ ‌‌‍​‌‌‍​‌​ ‍​‌‍​‍​‍ ‌​ ‌‍‌‍​‌​ ‍‌‌‍​‌​ ‍​​ ‍‌‌‍‌‍​ ‌​‌‍​‌​ ‌‌​ ​‍‌‍‌‍​‍‌‍‌ ‌​‌ ‍‌‌ ​​‌‍‌‌​ ‌‌ ‌ ‌‍‌‌‌‍​‍‌ ​ ‌‍‍‌‌ ‌​‌‍‌‌‌​‌‍‌‍ ‌‍ ‌ ‌​‌‍‌‌‌ ​‍​‍‌‍‌ ​​‌‍​‌‌ ‌​‌‍‍​​ ‌‌‍​ ‌‍ ‌ ​​‌ ‍‌‌ ​‍‌‍‍‌‌‍‌ ‌‍‍​‌ ‌​‌​ ‍‌‍ ‌ ‌​‌‍‍‌‌‍​ ‌‍‌‌​‍‌‌​ ‌‌‌​​‍‌‌ ‌‍‍ ‌‍‌‌‌ ‍‌​‍‌‌​ ​ ‌​‌​​‍‌‌​ ​ ‌​‌​​‍‌‌​ ​‍​ ​‍‌‍‌‌‌‍ ‍​‍‌‌​ ​‍​ ​‍​‍‌‌​ ‌‌‌​‌​​‍ ‍‌ ‌‍‌‍​‌‌‍ ​‌ ‌‌‌‍‌‌​‍‌‍‌ ​​‌‍‌‌‌ ​‍‌ ​ ‌ ​​‌‍‌‌‌‍​ ‌ ‌​‌‍‍‌‌ ‌‍‌‍‌‌​ ‌‌ ​​‌ ‌‌‌‍​‍‌‍ ​‌‍‍‌‌ ​ ‌‍‍​‌‍‌‌‌‍‌​​‍​‍‌ ‌
Subway Denmark Facebook